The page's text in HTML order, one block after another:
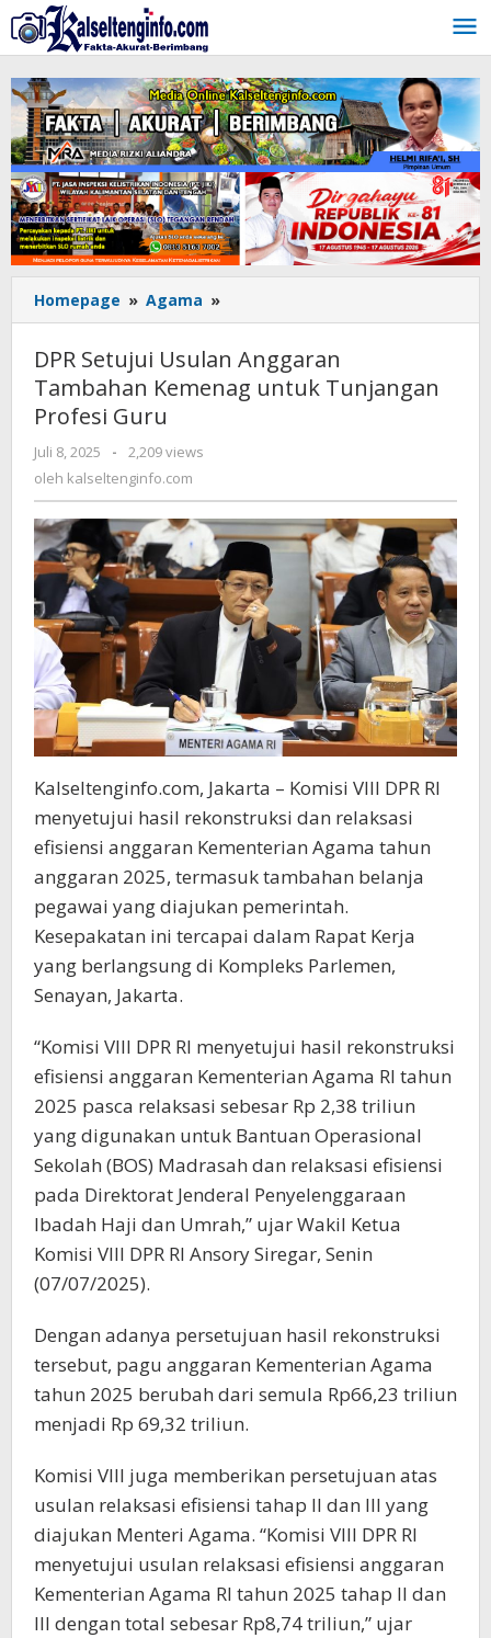
Lewati
ke
konten
Homepage » Agama »
Setujui
Anggaran
Tambahan
Guru
DPR Setujui Usulan Anggaran
Tambahan Kemenag untuk Tunjangan
Profesi Guru
Juli 8, 2025
oleh
kalseltenginfo.com
-
2,209 views
oleh kalseltenginfo.com
Kalseltenginfo.com, Jakarta – Komisi VIII DPR RI
menyetujui hasil rekonstruksi dan relaksasi
efisiensi anggaran Kementerian Agama tahun
anggaran 2025, termasuk tambahan belanja
pegawai yang diajukan pemerintah.
Kesepakatan ini tercapai dalam Rapat Kerja
yang berlangsung di Kompleks Parlemen,
Senayan, Jakarta.
“Komisi VIII DPR RI menyetujui hasil rekonstruksi
efisiensi anggaran Kementerian Agama RI tahun
2025 pasca relaksasi sebesar Rp 2,38 triliun
yang digunakan untuk Bantuan Operasional
Sekolah (BOS) Madrasah dan relaksasi efisiensi
pada Direktorat Jenderal Penyelenggaraan
Ibadah Haji dan Umrah,” ujar Wakil Ketua
Komisi VIII DPR RI Ansory Siregar, Senin
(07/07/2025).
Dengan adanya persetujuan hasil rekonstruksi
tersebut, pagu anggaran Kementerian Agama
tahun 2025 berubah dari semula Rp66,23 triliun
menjadi Rp 69,32 triliun.
Komisi VIII juga memberikan persetujuan atas
usulan relaksasi efisiensi tahap II dan III yang
diajukan Menteri Agama. “Komisi VIII DPR RI
menyetujui usulan relaksasi efisiensi anggaran
Kementerian Agama RI tahun 2025 tahap II dan
III dengan total sebesar Rp8,74 triliun,” ujar